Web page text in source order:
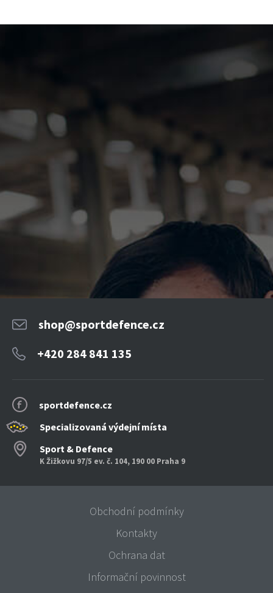
sportdefence.cz
Specializovaná výdejní místa
Sport & Defence
K Žižkovu 97/5 ev. č. 104, 190 00 Praha 9
shop@sportdefence.cz
+420 284 841 135
Obchodní podmínky
Kontakty
Ochrana dat
Informační povinnost